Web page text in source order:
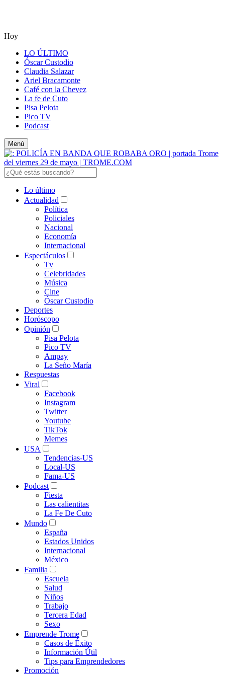
Hoy
LO ÚLTIMO
Óscar Custodio
Claudia Salazar
Ariel Bracamonte
Café con la Chevez
La fe de Cuto
Pisa Pelota
Pico TV
Podcast
Menú
Lo último
Actualidad
Política
Policiales
Nacional
Economía
Internacional
Espectáculos
Tv
Celebridades
Música
Cine
Óscar Custodio
Deportes
Horóscopo
Opinión
Pisa Pelota
Pico TV
Ampay
La Seño María
Respuestas
Viral
Facebook
Instagram
Twitter
Youtube
TikTok
Memes
USA
Tendencias-US
Local-US
Fama-US
Podcast
Fiesta
Las calientitas
La Fe De Cuto
Mundo
España
Estados Unidos
Internacional
México
Familia
Escuela
Salud
Niños
Trabajo
Tercera Edad
Sexo
Emprende Trome
Casos de Éxito
Información Útil
Tips para Emprendedores
Promoción